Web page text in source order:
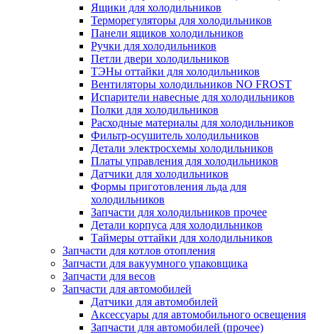
Ящики для холодильников
Терморегуляторы для холодильников
Панели ящиков холодильников
Ручки для холодильников
Петли двери холодильников
ТЭНы оттайки для холодильников
Вентиляторы холодильников NO FROST
Испарители навесные для холодильников
Полки для холодильников
Расходные материалы для холодильников
Фильтр-осушитель холодильников
Детали электросхемы холодильников
Платы управления для холодильников
Датчики для холодильников
Формы приготовления льда для
холодильников
Запчасти для холодильников прочее
Детали корпуса для холодильников
Таймеры оттайки для холодильников
Запчасти для котлов отопления
Запчасти для вакуумного упаковщика
Запчасти для весов
Запчасти для автомобилей
Датчики для автомобилей
Аксессуары для автомобильного освещения
Запчасти для автомобилей (прочее)